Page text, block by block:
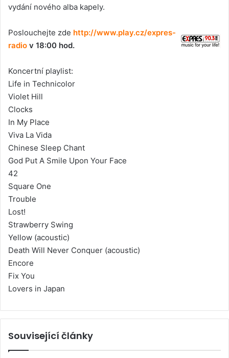
vydání nového alba kapely.
Poslouchejte zde http://www.play.cz/expres-
radio v 18:00 hod.
Koncertní playlist:
Life in Technicolor
Violet Hill
Clocks
In My Place
Viva La Vida
Chinese Sleep Chant
God Put A Smile Upon Your Face
42
Square One
Trouble
Lost!
Strawberry Swing
Yellow (acoustic)
Death Will Never Conquer (acoustic)
Encore
Fix You
Lovers in Japan
Související články